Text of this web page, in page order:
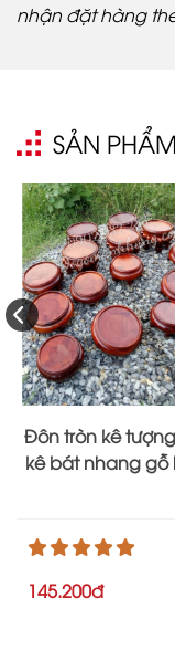
nhận đặt hàng
SẢN PHẨM
Đôn tròn kê
kê bát nhang gỗ
145.200đ